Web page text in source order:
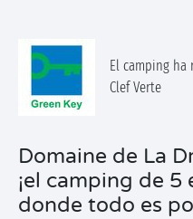
El camping
Clef Verte
Domaine de La
¡el camping de 5
donde todo es